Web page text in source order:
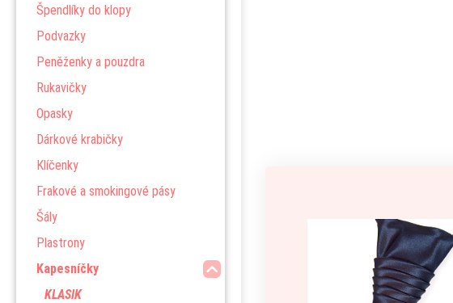
Špendlíky do klopy
Podvazky
Peněženky a pouzdra
Rukavičky
Opasky
Dárkové krabičky
Klíčenky
Frakové a smokingové pásy
Šály
Plastrony
Kapesníčky
KLASIK